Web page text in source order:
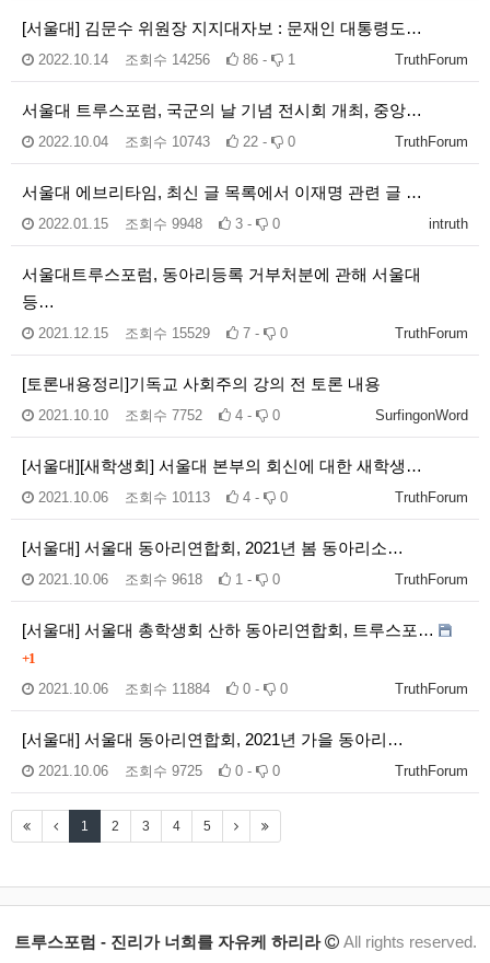
[서울대] 김문수 위원장 지지대자보 : 문재인 대통령도…
TruthForum
2022.10.14 조회수 14256 86 - 1
서울대 트루스포럼, 국군의 날 기념 전시회 개최, 중앙…
TruthForum
2022.10.04 조회수 10743 22 - 0
서울대 에브리타임, 최신 글 목록에서 이재명 관련 글 …
intruth
2022.01.15 조회수 9948 3 - 0
서울대트루스포럼, 동아리등록 거부처분에 관해 서울대
등…
TruthForum
2021.12.15 조회수 15529 7 - 0
[토론내용정리]기독교 사회주의 강의 전 토론 내용
SurfingonWord
2021.10.10 조회수 7752 4 - 0
[서울대][새학생회] 서울대 본부의 회신에 대한 새학생…
TruthForum
2021.10.06 조회수 10113 4 - 0
[서울대] 서울대 동아리연합회, 2021년 봄 동아리소…
TruthForum
2021.10.06 조회수 9618 1 - 0
[서울대] 서울대 총학생회 산하 동아리연합회, 트루스포…
+1
TruthForum
2021.10.06 조회수 11884 0 - 0
[서울대] 서울대 동아리연합회, 2021년 가을 동아리…
TruthForum
2021.10.06 조회수 9725 0 - 0
1 2 3 4 5
트루스포럼 - 진리가 너희를 자유케 하리라 All rights reserved.